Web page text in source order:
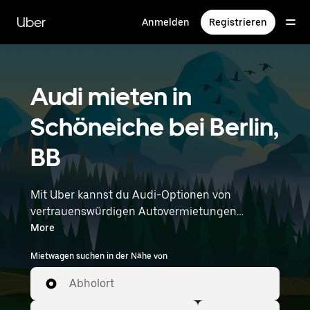
zum
Hauptinhalt
Uber Anmelden Registrieren
Audi mieten in
Schöneiche bei Berlin,
BB
Mit Uber kannst du Audi-Optionen von
vertrauenswürdigen Autovermietungen
durchstöbern. Finde den richtigen Leihwagen
von Audi für Besorgungen, Roadtrips oder
tägliche Fahrten. Egal, ob du Preis, Größe oder
Stil priorisierst: Hier findest du Optionen, die
deinen Wünschen entsprechen. Gib deine Zeit-
More
Mietwagen suchen in der Nähe von
Abholort